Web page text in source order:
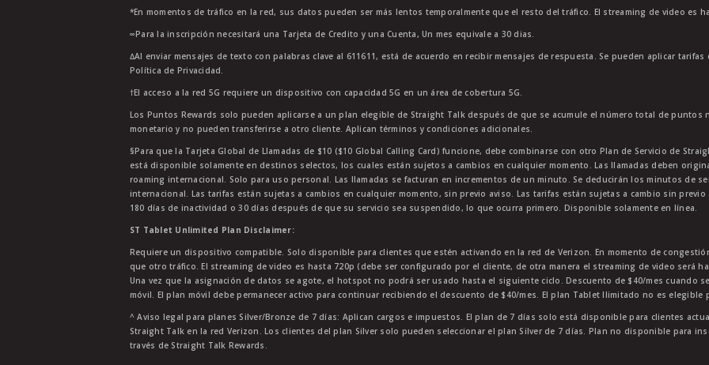
*En momentos de tráfico en la red, sus datos pueden ser más lentos temporalmente que el resto del tráfico. El streaming de video es
∞Para la inscripción necesitará una Tarjeta de Credito y una Cuenta, Un mes equivale a 30 dias.
∆Al enviar mensajes de texto con palabras clave al 611611, está de acuerdo en recibir mensajes de respuesta. Se pueden aplicar
Política de Privacidad.
†El acceso a la red 5G requiere un dispositivo con capacidad 5G en un área de cobertura 5G.
Los Puntos Rewards solo pueden aplicarse a un plan elegible de Straight Talk después de que se acumule el número total de puntos
monetario y no pueden transferirse a otro cliente. Aplican términos y condiciones adicionales.
§Para que la Tarjeta Global de Llamadas de $10 ($10 Global Calling Card) funcione, debe combinarse con otro Plan de Servicio de
está disponible solamente en destinos selectos, los cuales están sujetos a cambios en cualquier momento. Las llamadas deben
roaming internacional. Solo para uso personal. Las llamadas se facturan en incrementos de un minuto. Se deducirán los minutos de
internacional. Las tarifas están sujetas a cambios en cualquier momento, sin previo aviso. Las tarifas están sujetas a cambio sin
180 días de inactividad o 30 días después de que su servicio sea suspendido, lo que ocurra primero. Disponible solamente en línea.
ST Tablet Unlimited Plan Disclaimer:
Requiere un dispositivo compatible. Solo disponible para clientes que estén activando en la red de Verizon. En momento de
que otro tráfico. El streaming de video es hasta 720p (debe ser configurado por el cliente, de otra manera el streaming de video será
Una vez que la asignación de datos se agote, el hotspot no podrá ser usado hasta el siguiente ciclo. Descuento de $40/mes cuando
móvil. El plan móvil debe permanecer activo para continuar recibiendo el descuento de $40/mes. El plan Tablet Ilimitado no es
^ Aviso legal para planes Silver/Bronze de 7 días: Aplican cargos e impuestos. El plan de 7 días solo está disponible para clientes
Straight Talk en la red Verizon. Los clientes del plan Silver solo pueden seleccionar el plan Silver de 7 días. Plan no disponible para
través de Straight Talk Rewards.